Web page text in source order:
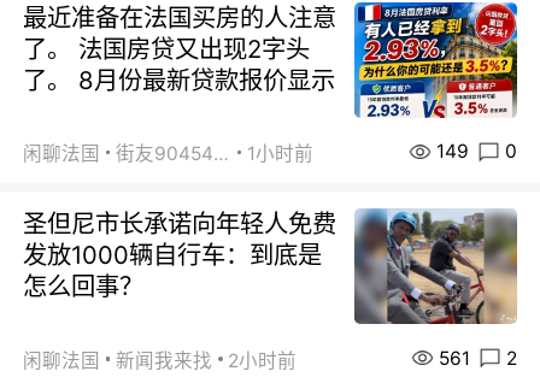
最近准备在法国买房的人注意
了。 法国房贷又出现2字头
了。 8月份最新贷款报价显示
闲聊法国 街友90454511 1小时前 149 0
圣但尼市长承诺向年轻人免费
发放1000辆自行车：到底是
怎么回事？
闲聊法国 新闻我来找 2小时前 561 2